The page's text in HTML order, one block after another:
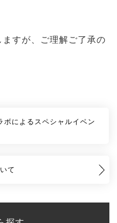
すが、ご理解ご了承の
によるスペシャルイベン
て